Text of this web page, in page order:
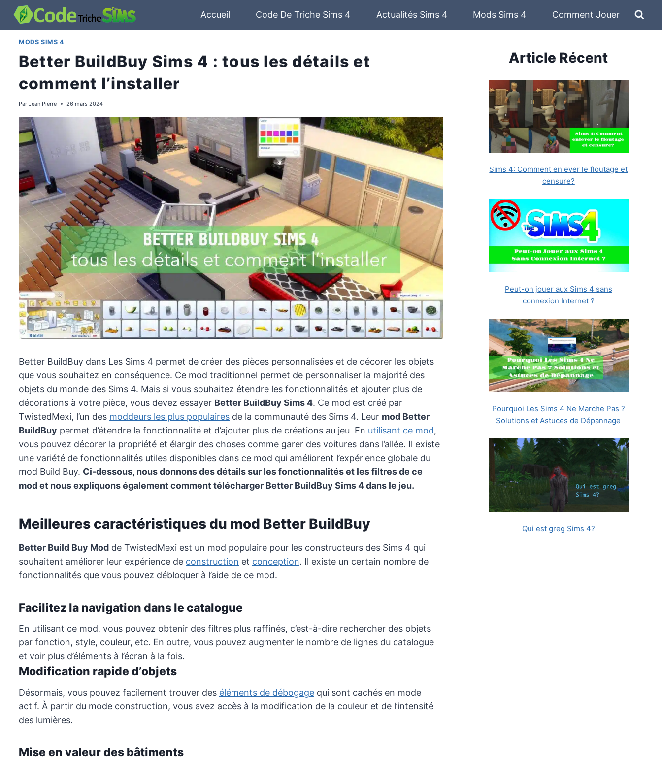
Aller
Accueil Code De Triche Sims 4 Actualités Sims 4 Mods Sims 4 Comment Jouer
MODS SIMS 4
Better BuildBuy Sims 4 : tous les détails et
comment l’installer
Par Jean Pierre 26 mars 2024
Better BuildBuy dans Les Sims 4 permet de créer des pièces personnalisées et de décorer les objets
que vous souhaitez en conséquence. Ce mod traditionnel permet de personnaliser la majorité des
objets du monde des Sims 4. Mais si vous souhaitez étendre les fonctionnalités et ajouter plus de
décorations à votre pièce, vous devez essayer Better BuildBuy Sims 4. Ce mod est créé par
TwistedMexi, l’un des moddeurs les plus populaires de la communauté des Sims 4. Leur mod Better
BuildBuy permet d’étendre la fonctionnalité et d’ajouter plus de créations au jeu. En utilisant ce mod,
vous pouvez décorer la propriété et élargir des choses comme garer des voitures dans l’allée. Il existe
une variété de fonctionnalités utiles disponibles dans ce mod qui améliorent l’expérience globale du
mod Build Buy. Ci-dessous, nous donnons des détails sur les fonctionnalités et les filtres de ce
mod et nous expliquons également comment télécharger Better BuildBuy Sims 4 dans le jeu.
Meilleures caractéristiques du mod Better BuildBuy
Better Build Buy Mod de TwistedMexi est un mod populaire pour les constructeurs des Sims 4 qui
souhaitent améliorer leur expérience de construction et conception. Il existe un certain nombre de
fonctionnalités que vous pouvez débloquer à l’aide de ce mod.
Facilitez la navigation dans le catalogue
En utilisant ce mod, vous pouvez obtenir des filtres plus raffinés, c’est-à-dire rechercher des objets
par fonction, style, couleur, etc. En outre, vous pouvez augmenter le nombre de lignes du catalogue
et voir plus d’éléments à l’écran à la fois.
Modification rapide d’objets
Désormais, vous pouvez facilement trouver des éléments de débogage qui sont cachés en mode
actif. À partir du mode construction, vous avez accès à la modification de la couleur et de l’intensité
des lumières.
Mise en valeur des bâtiments
Article Récent
Sims 4: Comment enlever le floutage et
censure?
Peut-on jouer aux Sims 4 sans
connexion Internet ?
Pourquoi Les Sims 4 Ne Marche Pas ?
Solutions et Astuces de Dépannage
Qui est greg Sims 4?